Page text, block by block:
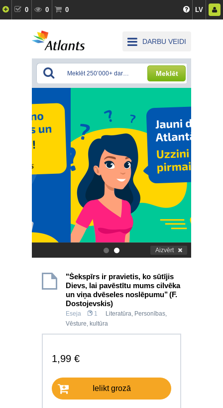
0 0 0 LV
DARBU VEIDI
Meklēt
. Aizvērt
"Šekspīrs ir pravietis, ko sūtījis
Dievs, lai pavēstītu mums cilvēka
un viņa dvēseles noslēpumu’’ (F.
Dostojevskis)
Eseja 1 Literatūra, Personības,
Vēsture, kultūra
1,99 €
Ielikt grozā